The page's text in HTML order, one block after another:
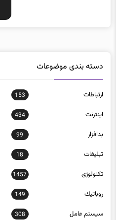
دسته بندی موضوعات
ارتباطات 153
اينترنت 434
بدافزار 99
تبلیغات 18
تکنولوژی 1457
روباتيك 149
سيستم عامل 308